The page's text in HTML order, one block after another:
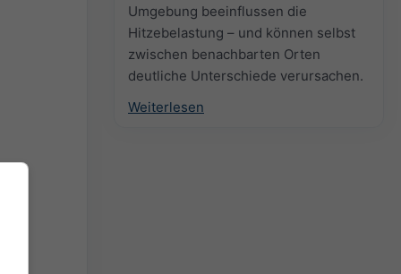
Umgebung beeinflussen die
Hitzebelastung – und können selbst
zwischen benachbarten Orten
deutliche Unterschiede verursachen.
Weiterlesen